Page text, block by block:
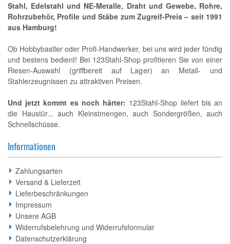
Stahl, Edelstahl und NE-Metalle, Draht und Gewebe, Rohre,
Rohrzubehör, Profile und Stäbe zum Zugreif-Preis – seit 1991
aus Hamburg!
Ob Hobbybastler oder Profi-Handwerker, bei uns wird jeder fündig
und bestens bedient! Bei 123Stahl-Shop profitieren Sie von einer
Riesen-Auswahl (griffbereit auf Lager) an Metall- und
Stahlerzeugnissen zu attraktiven Preisen.
Und jetzt kommt es noch härter: 123Stahl-Shop liefert bis an
die Haustür... auch Kleinstmengen, auch Sondergrößen, auch
Schnellschüsse.
Informationen
Zahlungsarten
Versand & Lieferzeit
Lieferbeschränkungen
Impressum
Unsere AGB
Widerrufsbelehrung und Widerrufsformular
Datenschutzerklärung